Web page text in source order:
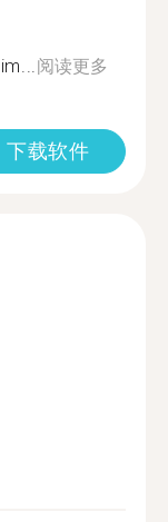
阅读更多
下载软件